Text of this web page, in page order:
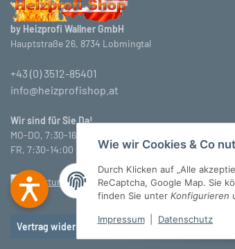
Wie wir Cookies & Co
Durch Klicken auf „Alle
ReCaptcha, Google Map. Sie
finden Sie unter Konfigurieren
Impressum Datenschutz
by Heizprofi Wallner GmbH
Hauptstraße 26, 8734 Lobmingtal
+43 (0) 3512-85401
info@heizprofishop.at
Wir sind für Sie Da!
MO-DO, 7:30-16:30 Uhr
FR, 7:30-14:00 Uhr
Vertrag widerrufen